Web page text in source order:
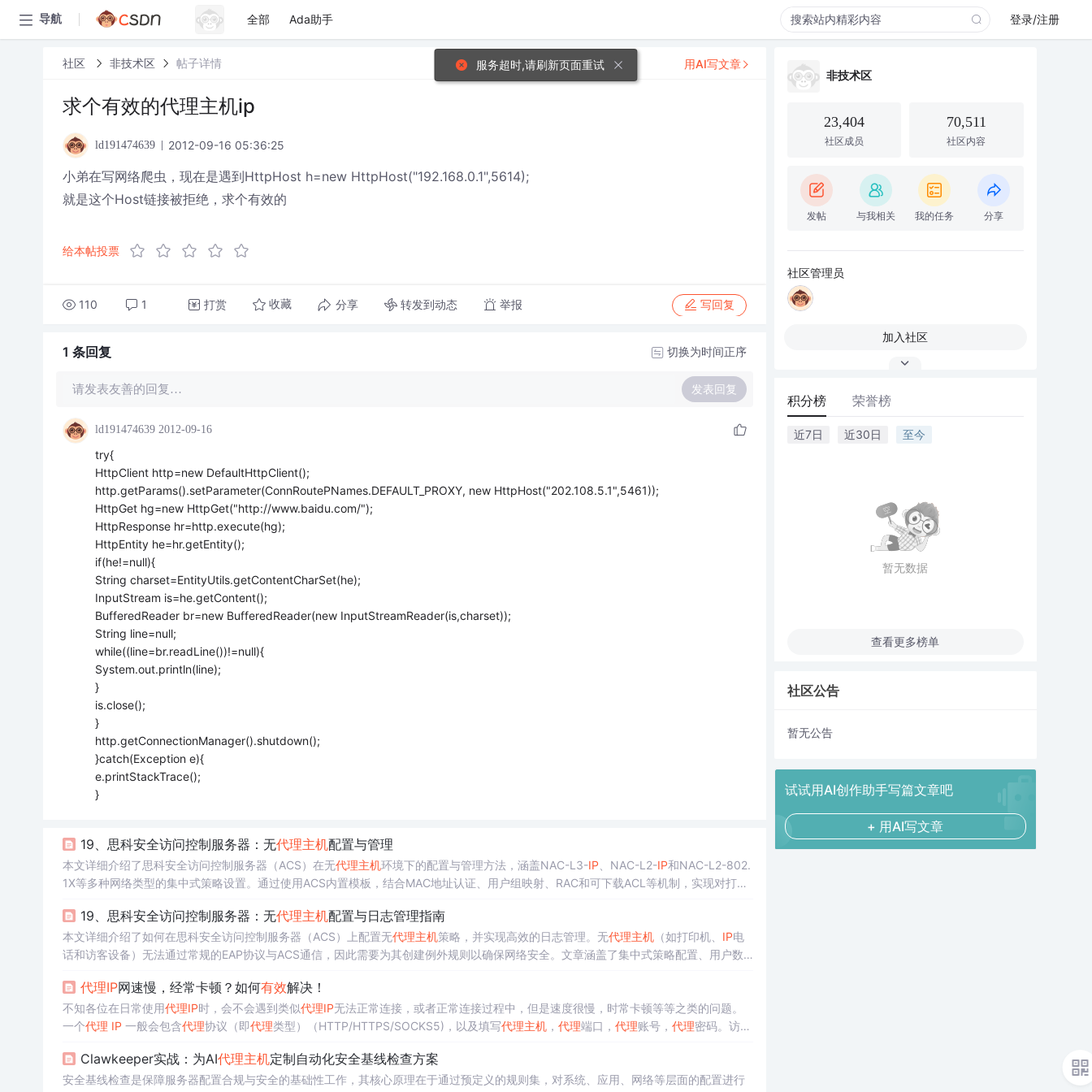
导航 全部 Ada助手 登录/注册
社区 非技术区 帖子详情
求个有效的代理主机ip
ld191474639 2012-09-16 05:36:25
小弟在写网络爬虫，现在是遇到HttpHost h=new HttpHost("192.168.0.1",5614);
就是这个Host链接被拒绝，求个有效的
给本帖投票
110 1 打赏 收藏 分享 转发到动态 举报 写回复
用AI写文章
1 条回复 切换为时间正序
请发表友善的回复… 发表回复
ld191474639 2012-09-16
try{
HttpClient http=new DefaultHttpClient();
http.getParams().setParameter(ConnRoutePNames.DEFAULT_PROXY, new HttpHost("202.108.5.1",5461));
HttpGet hg=new HttpGet("http://www.baidu.com/");
HttpResponse hr=http.execute(hg);
HttpEntity he=hr.getEntity();
if(he!=null){
String charset=EntityUtils.getContentCharSet(he);
InputStream is=he.getContent();
BufferedReader br=new BufferedReader(new InputStreamReader(is,charset));
String line=null;
while((line=br.readLine())!=null){
System.out.println(line);
}
is.close();
}
http.getConnectionManager().shutdown();
}catch(Exception e){
e.printStackTrace();
}
19、思科安全访问控制服务器：无代理主机配置与管理
本文详细介绍了思科安全访问控制服务器（ACS）在无代理主机环境下的配置与管理方法，涵盖NAC-L3-IP 、NAC-L2-IP和NAC-L2-802.
1X等多种网络类型的集中式策略设置。通过使用ACS内置模板，结合MAC地址认证、用户组映射、RAC和可下载ACL等机制，实现对打印
并详细说明了启用和定制失败尝试、通过认证及RADIUS记账日志的步骤，帮助管理员
19、思科安全访问控制服务器：无代理主机配置与日志管理指南
本文详细介绍了如何在思科安全访问控制服务器（ACS）上配置无代理主机策略，并实现高效的日志管理。无代理主机（如打印机、 IP电
话和访客设备）无法通过常规的EAP协议与ACS通信，因此需要为其创建例外规则以确保网络安全。文章涵盖了集中式策略配置、用户数
的网络访问控制体系。
代理IP网速慢，经常卡顿？如何有效解决！
不知各位在日常使用代理IP时，会不会遇到类似代理IP无法正常连接，或者正常连接过程中，但是速度很慢，时常卡顿等等之类的问题。
一个代理 IP 一般会包含代理协议（即代理类型）（HTTP/HTTPS/SOCKS5)，以及填写代理主机， 代理端口， 代理账号， 代理密码。访问
常。距离越远，数据传输所需的时间就越长，网速就可能越慢。
Clawkeeper实战：为AI代理主机定制自动化安全基线检查方案
安全基线检查是保障服务器配置合规与安全的基础性工作，其核心原理在于通过预定义的规则集，对系统、应用、网络等层面的配置进行
非技术区
23,404
社区成员
70,511
社区内容
发帖 与我相关 我的任务 分享
社区管理员
加入社区
积分榜 荣誉榜
近7日 近30日 至今
暂无数据
查看更多榜单
社区公告
暂无公告
试试用AI创作助手写篇文章吧
+ 用AI写文章
服务超时,请刷新页面重试